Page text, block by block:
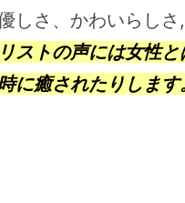
しさ、かわいらし
ストの声には女性
に癒されたりします